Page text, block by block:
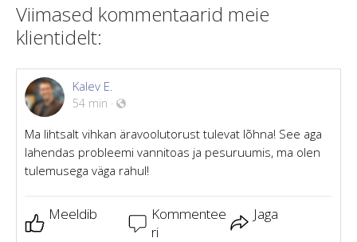
Viimased kommentaarid meie
klientidelt:
Kalev E.
54 min ·
Ma lihtsalt vihkan äravoolutorust tulevat lõhna! See aga
lahendas probleemi vannitoas ja pesuruumis, ma olen
tulemusega väga rahul!
Meeldib
Kommentee
ri
Jaga